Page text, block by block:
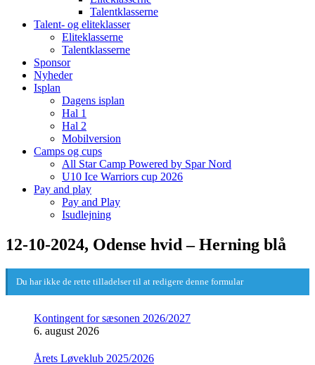
Talentklasserne
Talent- og eliteklasser
Eliteklasserne
Talentklasserne
Sponsor
Nyheder
Isplan
Dagens isplan
Hal 1
Hal 2
Mobilversion
Camps og cups
All Star Camp Powered by Spar Nord
U10 Ice Warriors cup 2026
Pay and play
Pay and Play
Isudlejning
12-10-2024, Odense hvid – Herning blå
Du har ikke de rette tilladelser til at redigere denne formular
Kontingent for sæsonen 2026/2027
6. august 2026
Årets Løveklub 2025/2026